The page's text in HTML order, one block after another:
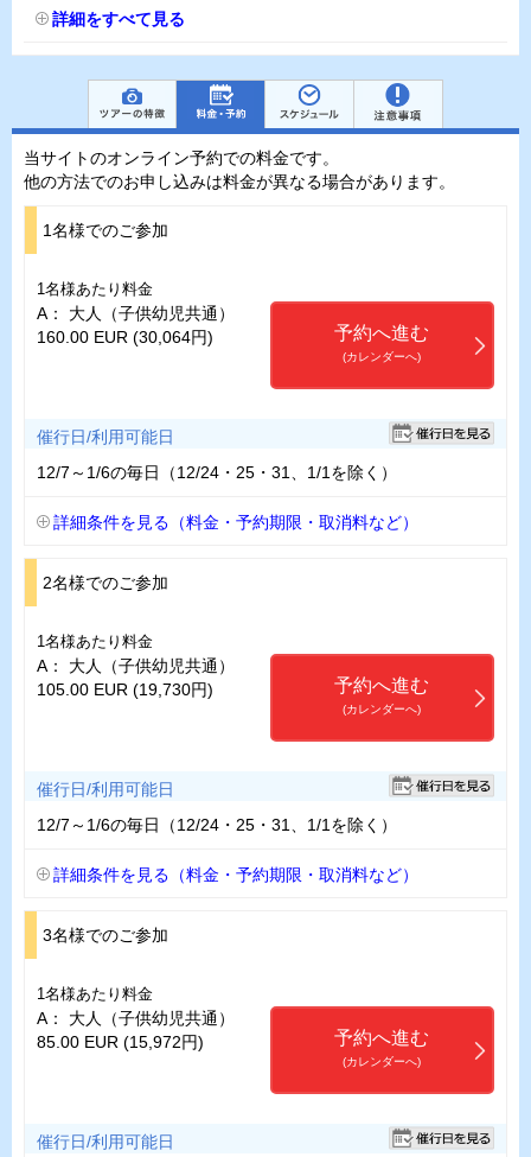
詳細をすべて見る
当サイトのオンライン予約での料金です。
他の方法でのお申し込みは料金が異なる場合があります。
1名様でのご参加
1名様あたり料金
A： 大人（子供幼児共通）
160.00 EUR (30,064円)
予約へ進む
(カレンダーへ)
催行日/利用可能日
12/7～1/6の毎日（12/24・25・31、1/1を除く）
詳細条件を見る（料金・予約期限・取消料など）
2名様でのご参加
1名様あたり料金
A： 大人（子供幼児共通）
105.00 EUR (19,730円)
予約へ進む
(カレンダーへ)
催行日/利用可能日
12/7～1/6の毎日（12/24・25・31、1/1を除く）
詳細条件を見る（料金・予約期限・取消料など）
3名様でのご参加
1名様あたり料金
A： 大人（子供幼児共通）
85.00 EUR (15,972円)
予約へ進む
(カレンダーへ)
催行日/利用可能日